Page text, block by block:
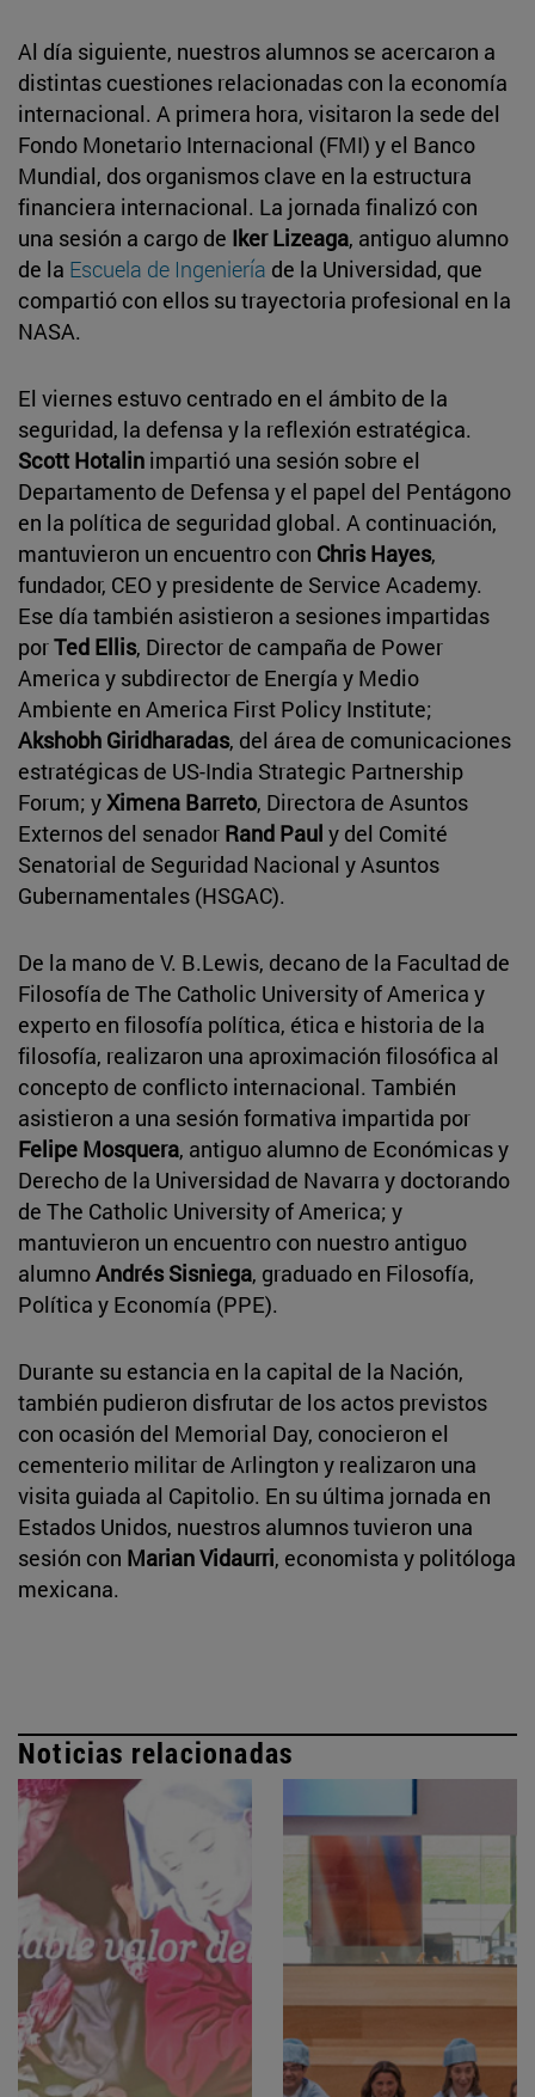
Al día siguiente, nuestros alumnos se acercaron a
distintas cuestiones relacionadas con la economía
internacional. A primera hora, visitaron la sede del
Fondo Monetario Internacional (FMI) y el Banco
Mundial, dos organismos clave en la estructura
financiera internacional. La jornada finalizó con
una sesión a cargo de Iker Lizeaga, antiguo alumno
de la Escuela de Ingeniería de la Universidad, que
compartió con ellos su trayectoria profesional en la
NASA.
El viernes estuvo centrado en el ámbito de la
seguridad, la defensa y la reflexión estratégica.
Scott Hotalin impartió una sesión sobre el
Departamento de Defensa y el papel del Pentágono
en la política de seguridad global. A continuación,
mantuvieron un encuentro con Chris Hayes,
fundador, CEO y presidente de Service Academy.
Ese día también asistieron a sesiones impartidas
porTed Ellis, Director de campaña de Power
America y subdirector de Energía y Medio
Ambiente en America First Policy Institute;
Akshobh Giridharadas, del área de comunicaciones
estratégicas de US-India Strategic Partnership
Forum; yXimena Barreto, Directora de Asuntos
Externos del senador Rand Paul y del Comité
Senatorial de Seguridad Nacional y Asuntos
Gubernamentales (HSGAC).
De la mano de V. B.Lewis, decano de la Facultad de
Filosofía de The Catholic University of America y
experto en filosofía política, ética e historia de la
filosofía, realizaron una aproximación filosófica al
concepto de conflicto internacional. También
asistieron a una sesión formativa impartida por
Felipe Mosquera, antiguo alumno de Económicas y
Derecho de la Universidad de Navarra y doctorando
de The Catholic University of America; y
mantuvieron un encuentro con nuestro antiguo
alumnoAndrés Sisniega, graduado en Filosofía,
Política y Economía (PPE).
Durante su estancia en la capital de la Nación,
también pudieron disfrutar de los actos previstos
con ocasión del Memorial Day, conocieron el
cementerio militar de Arlington y realizaron una
visita guiada al Capitolio. En su última jornada en
Estados Unidos, nuestros alumnos tuvieron una
sesión con Marian Vidaurri, economista y politóloga
mexicana.
Noticias relacionadas